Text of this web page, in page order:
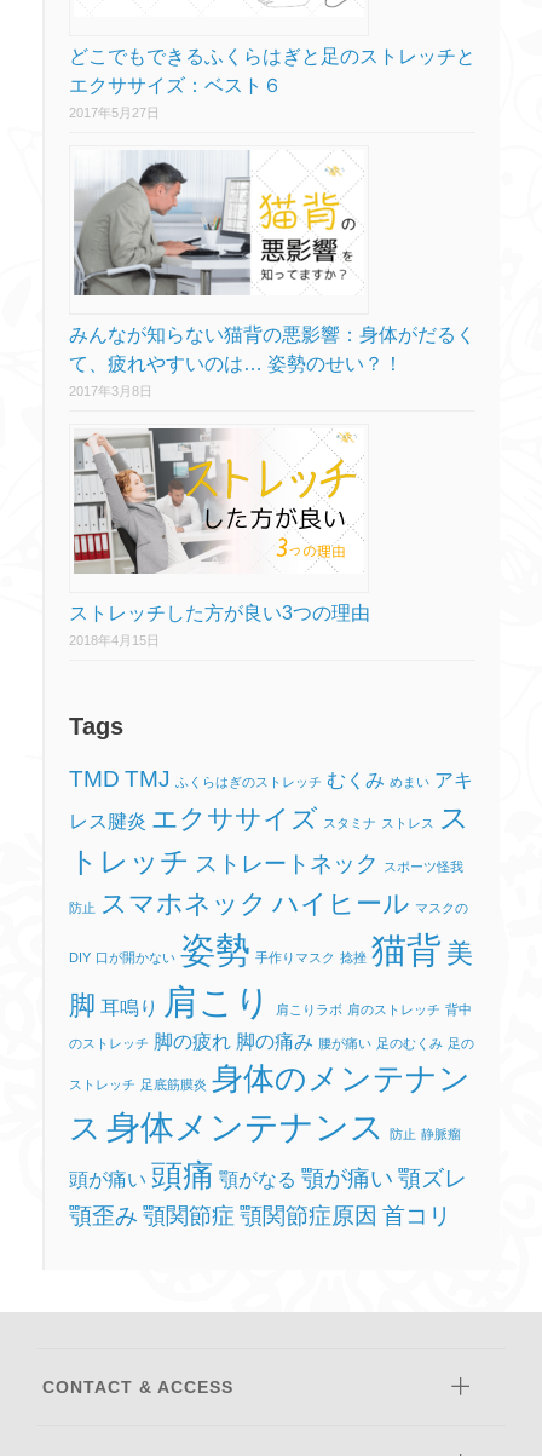
どこでもできるふくらはぎと足のストレッチと
エクササイズ：ベスト６
2017年5月27日
みんなが知らない猫背の悪影響：身体がだるく
て、疲れやすいのは… 姿勢のせい？！
2017年3月8日
ストレッチした方が良い3つの理由
2018年4月15日
Tags
TMD TMJ ふくらはぎのストレッチ むくみ めまい アキ
レス腱炎 エクササイズ スタミナ ストレス
ス
トレッチ ストレートネック スポーツ怪我
防止 スマホネック ハイヒール マスクの
DIY 口が開かない 姿勢 手作りマスク 捻挫 猫背 美
脚 耳鳴り 肩こり 肩こりラボ 肩のストレッチ 背中
のストレッチ 脚の疲れ 脚の痛み 腰が痛い 足のむくみ 足の
ストレッチ 足底筋膜炎 身体のメンテナン
ス 身体メンテナンス 防止 静脈瘤
頭が痛い 頭痛 顎がなる 顎が痛い 顎ズレ
顎歪み 顎関節症 顎関節症原因 首コリ
CONTACT & ACCESS